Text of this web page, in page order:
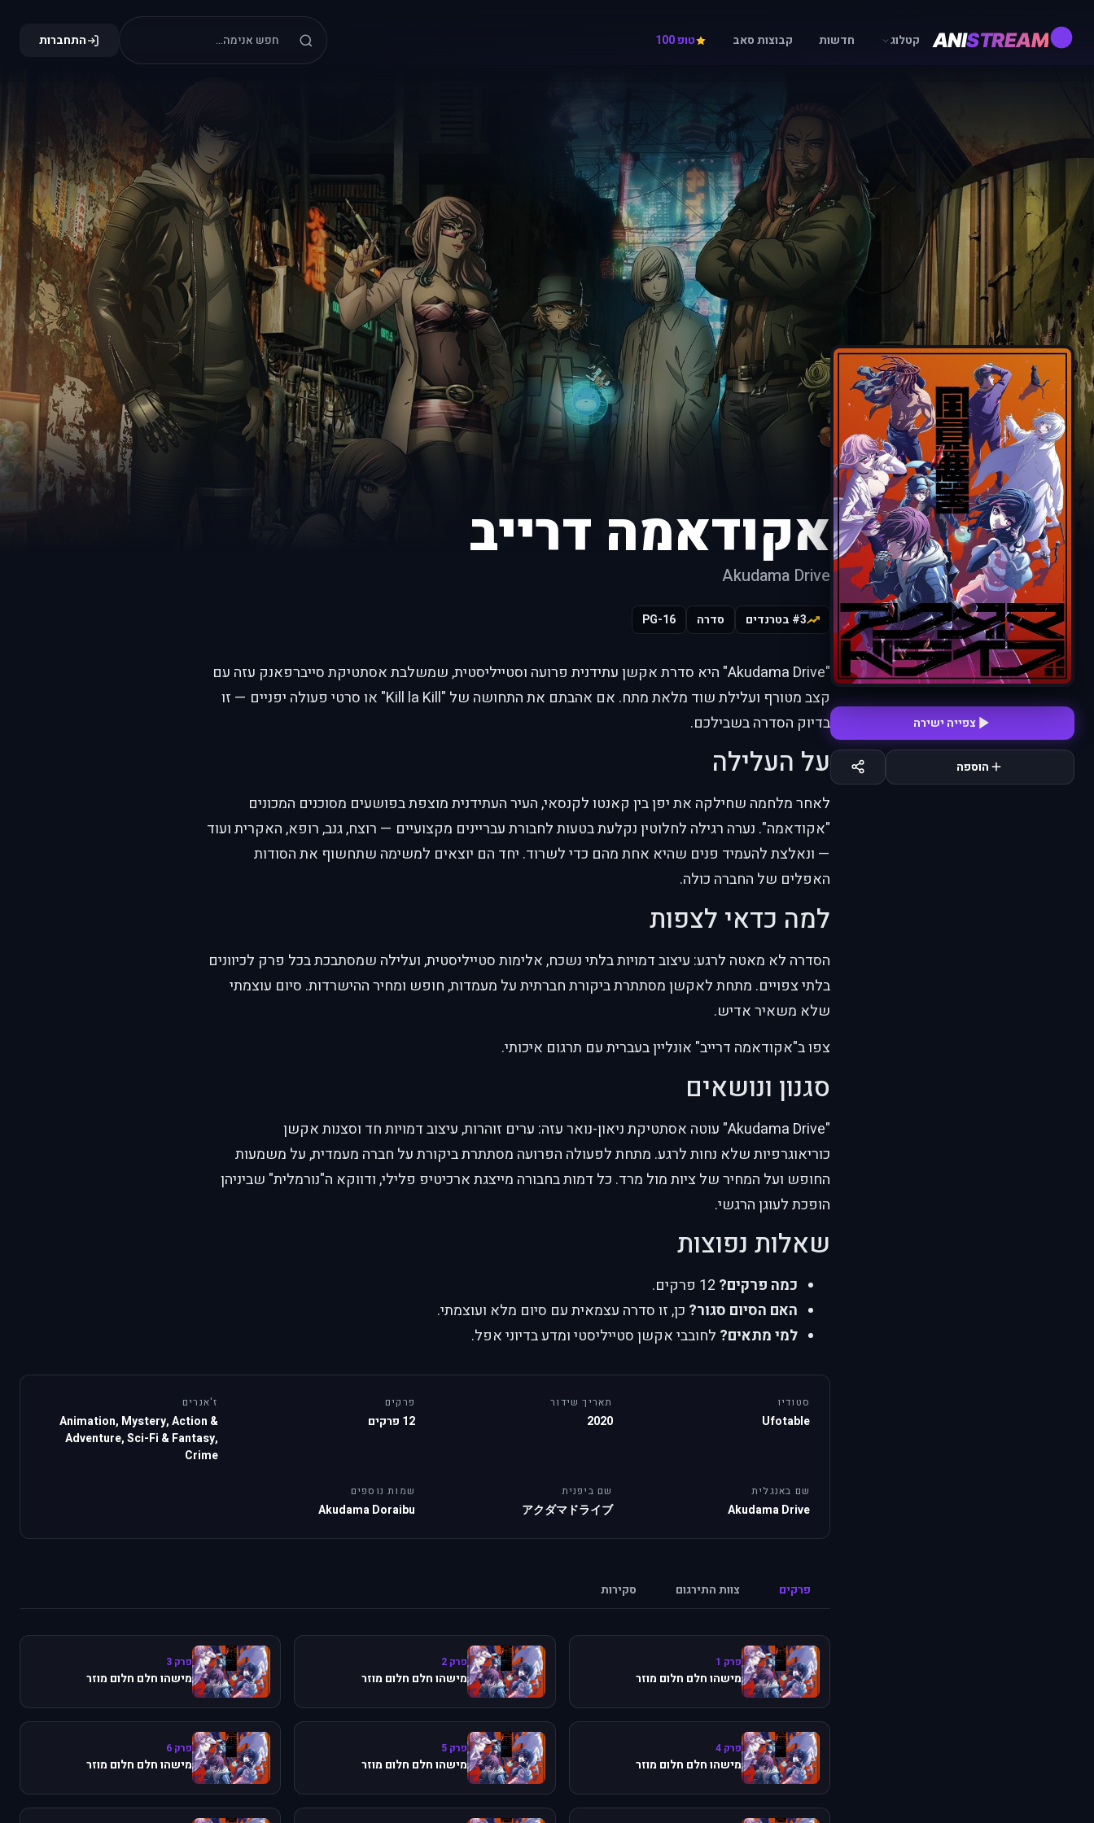
ANISTREAM קטלוג חדשות קבוצות סאב טופ 100 התחברות
צפייה ישירה
הוספה
אקודאמה דרייב
Akudama Drive
#3 בטרנדים סדרה PG-16
"Akudama Drive" היא סדרת אקשן עתידנית פרועה וסטייליסטית, שמשלבת אסתטיקת סייברפאנק עזה עם
קצב מטורף ועלילת שוד מלאת מתח. אם אהבתם את התחושה של "Kill la Kill" או סרטי פעולה יפניים — זו
בדיוק הסדרה בשבילכם.
על העלילה
לאחר מלחמה שחילקה את יפן בין קאנטו לקנסאי, העיר העתידנית מוצפת בפושעים מסוכנים המכונים
"אקודאמה". נערה רגילה לחלוטין נקלעת בטעות לחבורת עבריינים מקצועיים — רוצח, גנב, רופא, האקרית ועוד
— ונאלצת להעמיד פנים שהיא אחת מהם כדי לשרוד. יחד הם יוצאים למשימה שתחשוף את הסודות
האפלים של החברה כולה.
למה כדאי לצפות
הסדרה לא מאטה לרגע: עיצוב דמויות בלתי נשכח, אלימות סטייליסטית, ועלילה שמסתבכת בכל פרק לכיוונים
בלתי צפויים. מתחת לאקשן מסתתרת ביקורת חברתית על מעמדות, חופש ומחיר ההישרדות. סיום עוצמתי
שלא משאיר אדיש.
צפו ב"אקודאמה דרייב" אונליין בעברית עם תרגום איכותי.
סגנון ונושאים
"Akudama Drive" עוטה אסתטיקת ניאון-נואר עזה: ערים זוהרות, עיצוב דמויות חד וסצנות אקשן
כוריאוגרפיות שלא נחות לרגע. מתחת לפעולה הפרועה מסתתרת ביקורת על חברה מעמדית, על משמעות
החופש ועל המחיר של ציות מול מרד. כל דמות בחבורה מייצגת ארכיטיפ פלילי, ודווקא ה"נורמלית" שביניהן
הופכת לעוגן הרגשי.
שאלות נפוצות
כמה פרקים?
האם הסיום סגור? כן, זו סדרה עצמאית עם סיום מלא ועוצמתי.
למי מתאים? לחובבי אקשן סטייליסטי ומדע בדיוני אפל.
סטודיו
Ufotable
תאריך שידור
2020
פרקים
12 פרקים
ז'אנרים
Animation, Mystery, Action &
Adventure, Sci-Fi & Fantasy,
Crime
שם באנגלית
Akudama Drive
שם ביפנית
アクダマドライブ
שמות נוספים
Akudama Doraibu
פרקים צוות התירגום סקירות
פרק 1
מישהו חלם חלום מוזר
פרק 2
מישהו חלם חלום מוזר
פרק 3
מישהו חלם חלום מוזר
פרק 4
מישהו חלם חלום מוזר
פרק 5
מישהו חלם חלום מוזר
פרק 6
מישהו חלם חלום מוזר